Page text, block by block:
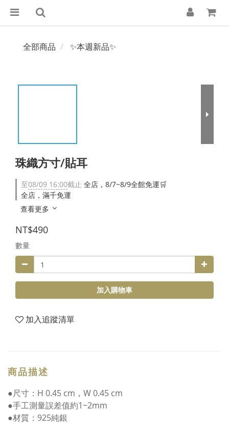
全部商品 ✨本週新品✨
珠織方寸/貼耳
至08/09 16:00截止 全店，8/7~8/9全館免運🛒
全店，滿千免運
查看更多
NT$490
數量
加入購物車
加入追蹤清單
商品描述
●尺寸：H 0.45 cm，W 0.45 cm
●手工測量誤差值約1~2mm
●材質：925純銀